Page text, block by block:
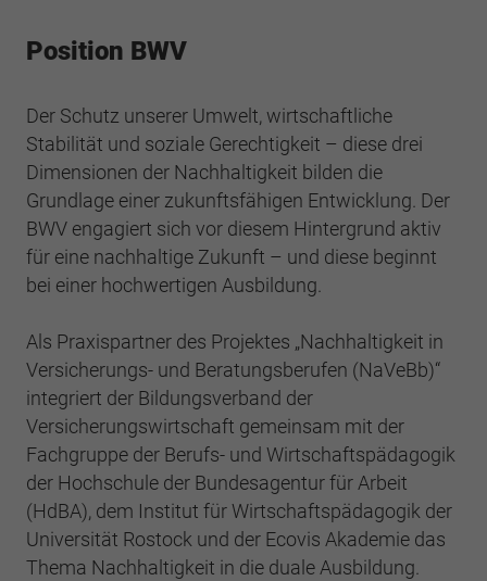
Position BWV
Der Schutz unserer Umwelt, wirtschaftliche
Stabilität und soziale Gerechtigkeit – diese drei
Dimensionen der Nachhaltigkeit bilden die
Grundlage einer zukunftsfähigen Entwicklung. Der
BWV engagiert sich vor diesem Hintergrund aktiv
für eine nachhaltige Zukunft – und diese beginnt
bei einer hochwertigen Ausbildung.
Als Praxispartner des Projektes „Nachhaltigkeit in
Versicherungs- und Beratungsberufen (NaVeBb)“
integriert der Bildungsverband der
Versicherungswirtschaft gemeinsam mit der
Fachgruppe der Berufs- und Wirtschaftspädagogik
der Hochschule der Bundesagentur für Arbeit
(HdBA), dem Institut für Wirtschaftspädagogik der
Universität Rostock und der Ecovis Akademie das
Thema Nachhaltigkeit in die duale Ausbildung.